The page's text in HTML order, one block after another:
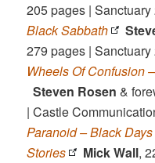
205 pages | Sanctuary
Black Sabbath
279 pages | Sanctuary
Wheels Of Confusion
Steven Rosen &
| Castle
Paranoid – Black
Stories
Mick Wall,